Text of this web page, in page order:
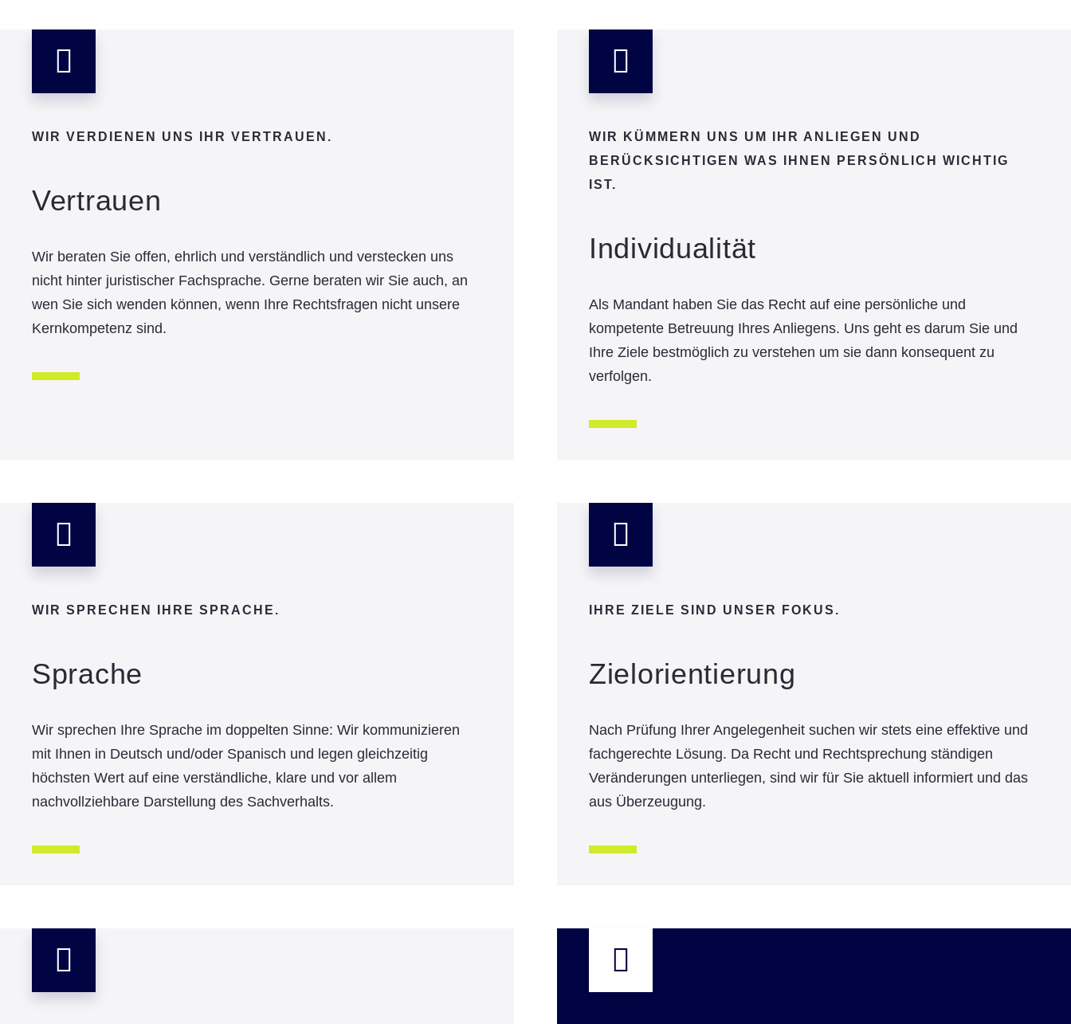
WIR VERDIENEN UNS IHR VERTRAUEN.
Vertrauen
Wir beraten Sie offen, ehrlich und verständlich und verstecken uns
nicht hinter juristischer Fachsprache. Gerne beraten wir Sie auch, an
wen Sie sich wenden können, wenn Ihre Rechtsfragen nicht unsere
Kernkompetenz sind.
WIR KÜMMERN UNS UM IHR ANLIEGEN UND
BERÜCKSICHTIGEN WAS IHNEN PERSÖNLICH WICHTIG
IST.
Individualität
Als Mandant haben Sie das Recht auf eine persönliche und
kompetente Betreuung Ihres Anliegens. Uns geht es darum Sie und
Ihre Ziele bestmöglich zu verstehen um sie dann konsequent zu
verfolgen.
WIR SPRECHEN IHRE SPRACHE.
Sprache
Wir sprechen Ihre Sprache im doppelten Sinne: Wir kommunizieren
mit Ihnen in Deutsch und/oder Spanisch und legen gleichzeitig
höchsten Wert auf eine verständliche, klare und vor allem
nachvollziehbare Darstellung des Sachverhalts.
IHRE ZIELE SIND UNSER FOKUS.
Zielorientierung
Nach Prüfung Ihrer Angelegenheit suchen wir stets eine effektive und
fachgerechte Lösung. Da Recht und Rechtsprechung ständigen
Veränderungen unterliegen, sind wir für Sie aktuell informiert und das
aus Überzeugung.